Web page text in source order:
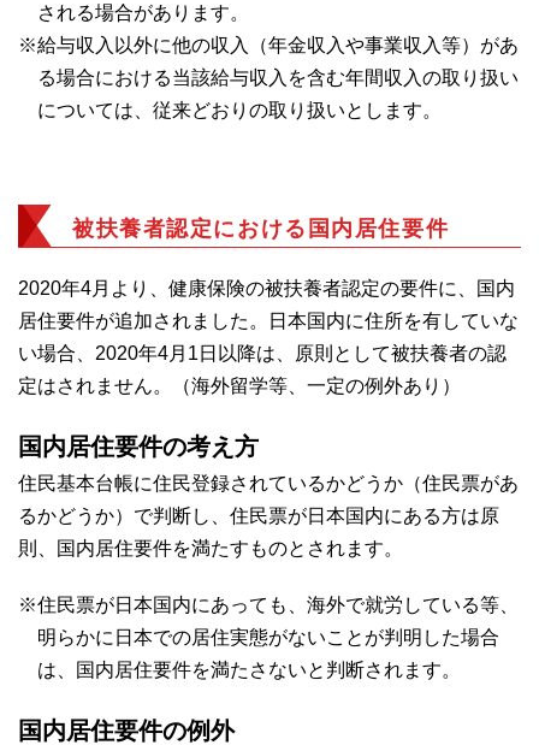
される場合があります。
※給与収入以外に他の収入（年金収入や事業収入等）があ
る場合における当該給与収入を含む年間収入の取り扱い
については、従来どおりの取り扱いとします。
被扶養者認定における国内居住要件
2020年4月より、健康保険の被扶養者認定の要件に、国内
居住要件が追加されました。日本国内に住所を有していな
い場合、2020年4月1日以降は、原則として被扶養者の認
定はされません。（海外留学等、一定の例外あり）
国内居住要件の考え方
住民基本台帳に住民登録されているかどうか（住民票があ
るかどうか）で判断し、住民票が日本国内にある方は原
則、国内居住要件を満たすものとされます。
※住民票が日本国内にあっても、海外で就労している等、
明らかに日本での居住実態がないことが判明した場合
は、国内居住要件を満たさないと判断されます。
国内居住要件の例外